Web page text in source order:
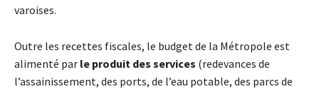
varoises.
Outre les recettes fiscales, le budget de la Métropole est
alimenté par le produit des services (redevances de
l’assainissement, des ports, de l’eau potable, des parcs de